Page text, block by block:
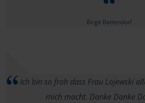
Birgit Bettendorf
Ich bin so froh dass Frau Lojewski
mich macht. Danke Danke